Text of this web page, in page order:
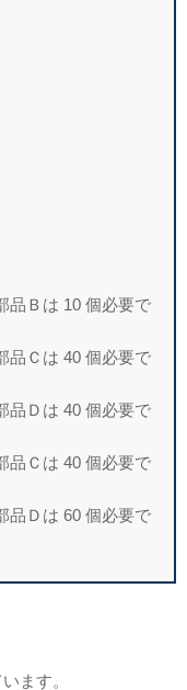
Ｂは 10 個必要で
Ｃは 40 個必要で
Ｄは 40 個必要で
Ｃは 40 個必要で
Ｄは 60 個必要で
ます。